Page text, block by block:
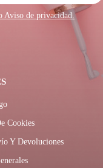
Aviso de privacidad.
Cookies
Y Devoluciones